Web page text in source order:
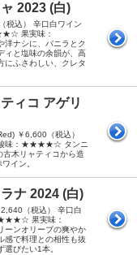
2023 (白)
税込） 辛口白ワイン
果実味：
ナシに、バニラとク
ィと塩味の余韻が、高
にふさわしい、クレタ
ィコ アゲリ
￥6,600（税込）
酸味：★★★★☆ タンニ
木リャティコから造
イン。
ナ 2024 (白)
（税込） 辛口白
果実味：
ンオリーブの爽やか
感で料理との相性も抜
びたい1本。